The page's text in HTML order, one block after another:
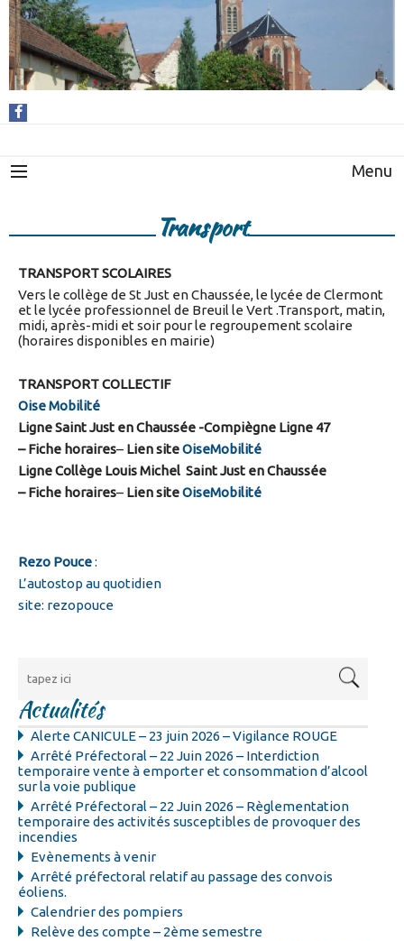
Menu
Transport
TRANSPORT SCOLAIRES
Vers le collège de St Just en Chaussée, le lycée de Clermont
et le lycée professionnel de Breuil le Vert .Transport, matin,
midi, après-midi et soir pour le regroupement scolaire
(horaires disponibles en mairie)
TRANSPORT COLLECTIF
Oise Mobilité
Ligne Saint Just en Chaussée -Compiègne Ligne 47
–Fiche horaires– Lien siteOiseMobilité
Ligne Collège Louis Michel Saint Just en Chaussée
–Fiche horaires– Lien siteOiseMobilité
Rezo Pouce:
L’autostop au quotidien
site: rezopouce
Actualités
Alerte CANICULE – 23 juin 2026 – Vigilance ROUGE
Arrêté Préfectoral – 22 Juin 2026 – Interdiction
temporaire vente à emporter et consommation d’alcool
sur la voie publique
Arrêté Préfectoral – 22 Juin 2026 – Règlementation
temporaire des activités susceptibles de provoquer des
incendies
Evènements à venir
Arrêté préfectoral relatif au passage des convois
éoliens.
Calendrier des pompiers
Relève des compte – 2ème semestre